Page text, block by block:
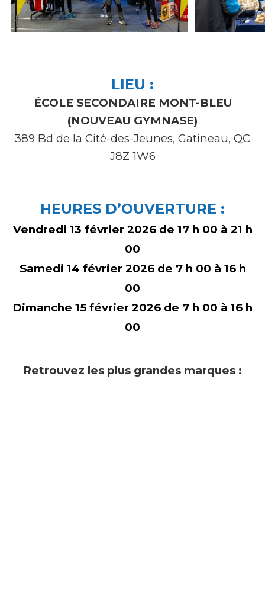
LIEU :
ÉCOLE SECONDAIRE MONT-BLEU
(NOUVEAU GYMNASE)
389 Bd de la Cité-des-Jeunes, Gatineau, QC
J8Z 1W6
HEURES D’OUVERTURE :
Vendredi 13 février 2026 de 17 h 00 à 21 h
00
Samedi 14 février 2026 de 7 h 00 à 16 h
00
Dimanche 15 février 2026 de 7 h 00 à 16 h
00
Retrouvez les plus grandes marques :